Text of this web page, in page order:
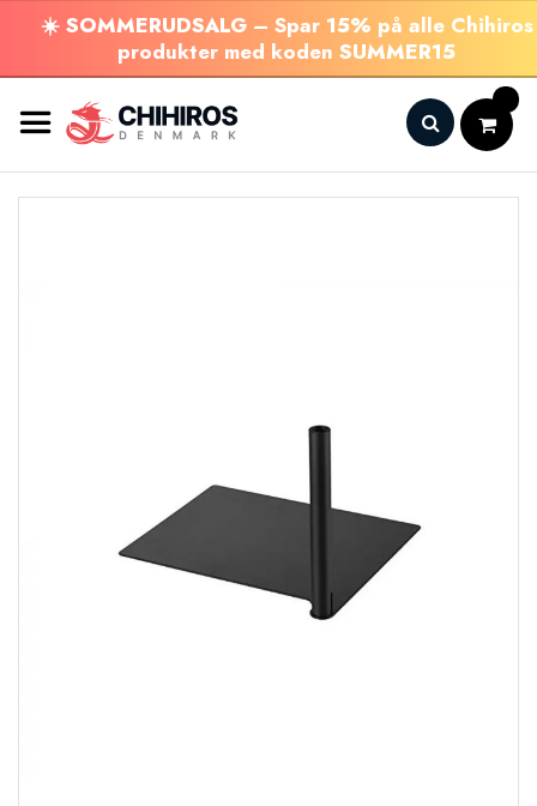
☀️ SOMMERUDSALG– Spar 15% på alle Chihiros
produkter med koden SUMMER15
to
Content
Search